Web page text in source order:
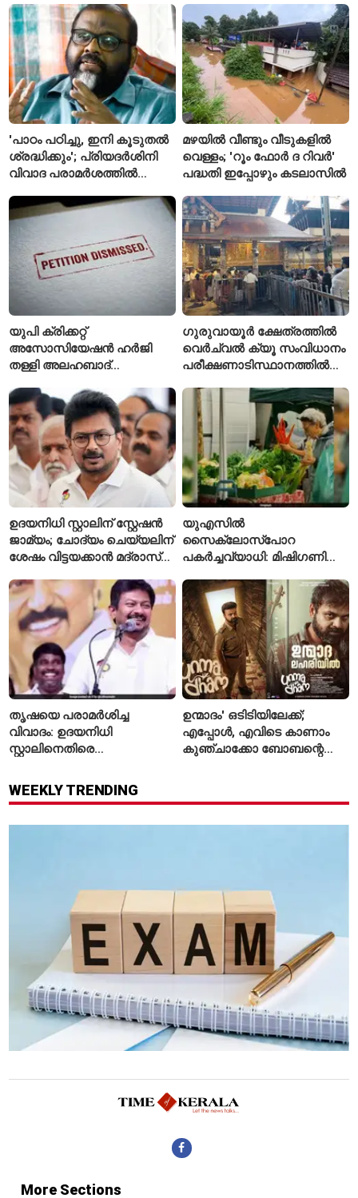
കർഷകർ
'പാഠം പഠിച്ചു, ഇനി കൂടുതൽ
ശ്രദ്ധിക്കും'; പ്രിയദർശിനി
വിവാദ പരാമർശത്തിൽ
സി.പി. ജോൺ
മഴയിൽ വീണ്ടും വീടുകളിൽ
വെള്ളം; 'റൂം ഫോർ ദ റിവർ'
പദ്ധതി ഇപ്പോഴും കടലാസിൽ
യുപി ക്രിക്കറ്റ്
അസോസിയേഷൻ ഹർജി
തള്ളി അലഹബാദ്
ഗുരുവായൂർ ക്ഷേത്രത്തിൽ
വെർച്വൽ ക്യൂ സംവിധാനം
പരീക്ഷണാടിസ്ഥാനത്തിൽ
ഉദയനിധി സ്റ്റാലിന് സ്റ്റേഷൻ
ജാമ്യം; ചോദ്യം ചെയ്യലിന്
ശേഷം വിട്ടയക്കാൻ മദ്രാസ്
യുഎസിൽ
സൈക്ലോസ്പോറ
പകർച്ചവ്യാധി: മിഷിഗണിൽ
സ്ഥിരീകരിച്ചു
തൃഷയെ പരാമർശിച്ച
വിവാദം: ഉദയനിധി
സ്റ്റാലിനെതിരെ
എന്തെല്ലാം കുറ്റങ്ങൾ?
ഉന്മാദം' ഒടിടിയിലേക്ക്;
എപ്പോൾ, എവിടെ കാണാം
കുഞ്ചാക്കോ ബോബന്റെ
WEEKLY TRENDING
More Sections